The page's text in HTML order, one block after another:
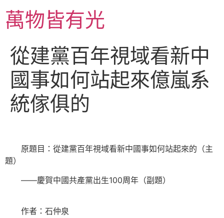
主萬物皆有光
從建黨百年視域看新中
國事如何站起來億嵐系
統傢俱的
原題目：從建黨百年視域看新中國事如何站起來的（主
題）
——慶賀中國共產黨出生100周年（副題）
作者：石仲泉